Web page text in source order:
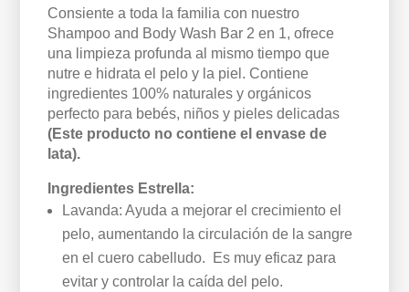
Lavanda
Granel,
70
gr
cantidad
Consiente a toda la familia con nuestro
Shampoo and Body Wash Bar 2 en 1, ofrece
una limpieza profunda al mismo tiempo que
nutre e hidrata el pelo y la piel. Contiene
ingredientes 100% naturales y orgánicos
perfecto para bebés, niños y pieles delicadas
(Este producto no contiene el envase de
lata).
Ingredientes Estrella:
Lavanda: Ayuda a mejorar el crecimiento el
pelo, aumentando la circulación de la sangre
en el cuero cabelludo. Es muy eficaz para
evitar y controlar la caída del pelo.